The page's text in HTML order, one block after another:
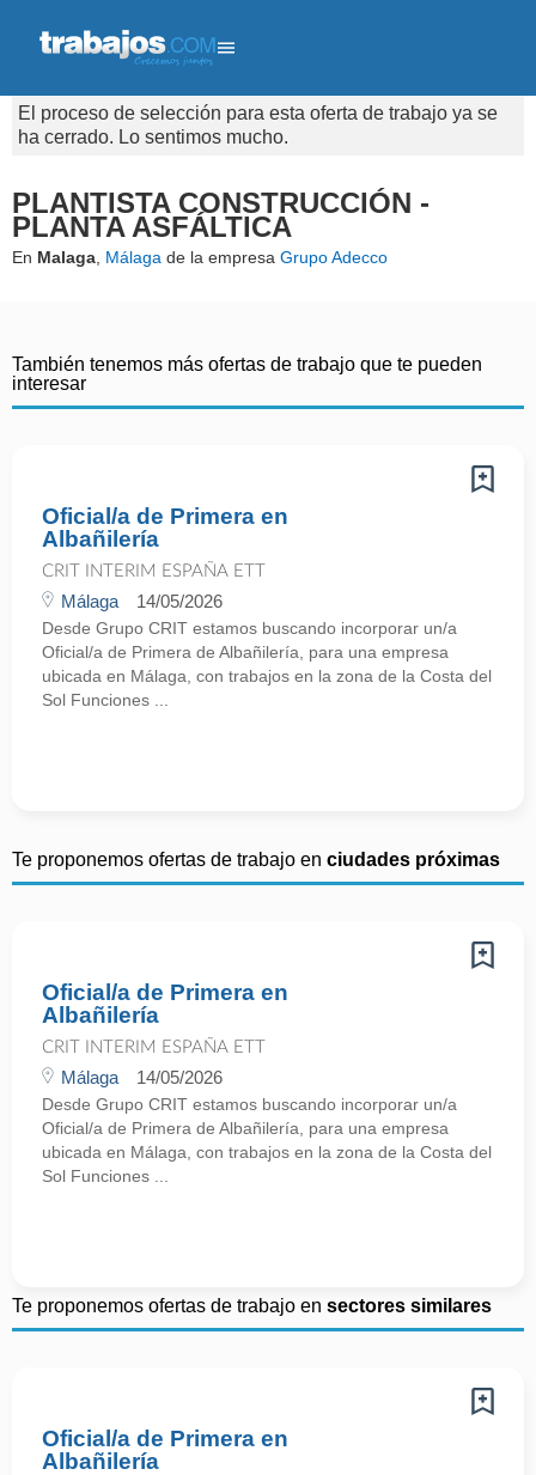
El proceso de selección para esta oferta de trabajo ya se
ha cerrado. Lo sentimos mucho.
PLANTISTA CONSTRUCCIÓN -
PLANTA ASFÁLTICA
En Malaga Málaga de la empresa Grupo Adecco
También tenemos más ofertas de trabajo que te pueden
interesar
Oficial/a de Primera en
Albañilería
CRIT INTERIM ESPAÑA ETT
Málaga 14/05/2026
Desde Grupo CRIT estamos buscando incorporar un/a
Oficial/a de Primera de Albañilería, para una empresa
ubicada en Málaga, con trabajos en la zona de la Costa del
Sol Funciones ...
Te proponemos ofertas de trabajo en ciudades próximas
Oficial/a de Primera en
Albañilería
CRIT INTERIM ESPAÑA ETT
Málaga 14/05/2026
Desde Grupo CRIT estamos buscando incorporar un/a
Oficial/a de Primera de Albañilería, para una empresa
ubicada en Málaga, con trabajos en la zona de la Costa del
Sol Funciones ...
Te proponemos ofertas de trabajo en sectores similares
Oficial/a de Primera en
Albañilería